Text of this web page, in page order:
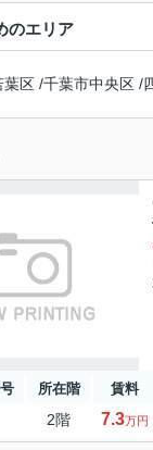
のエリア
葉区 /千葉市中央区 /
所在階 賃料
2階 7.3万円